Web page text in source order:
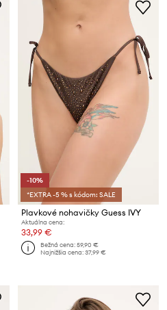
-10%
*EXTRA -5 % s kódom: SALE
Plavkové nohavičky Guess IVY
Aktuálna cena:
33,99 €
Bežná cena:59,90 €
Najnižšia cena:37,99 €